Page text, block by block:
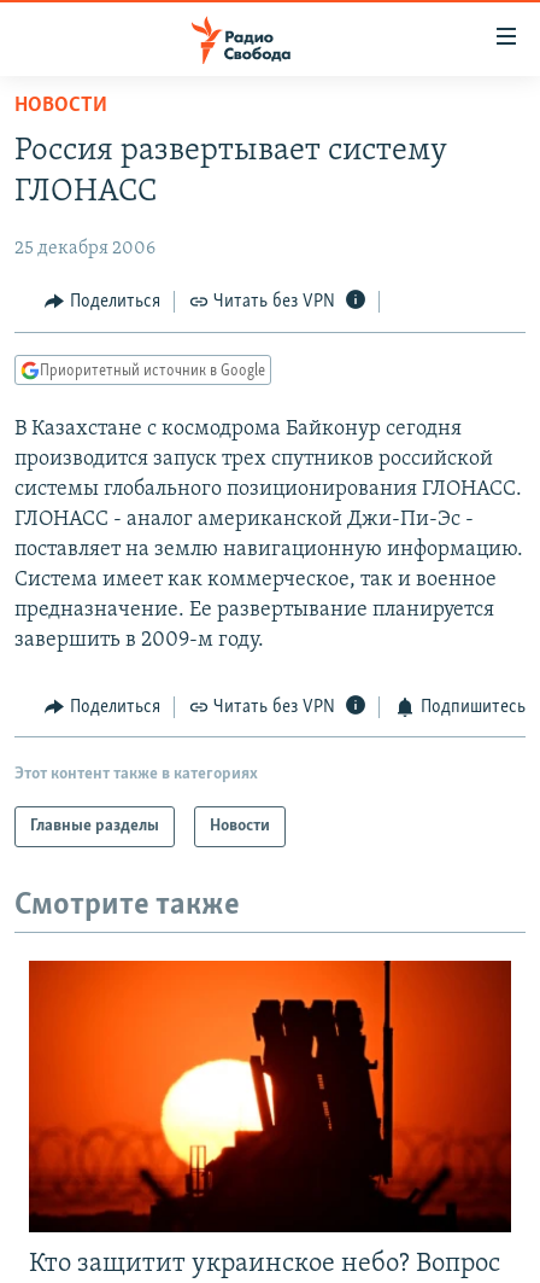
упрощенного
доступа
Вернуться
основному
Вернутся
главной
навигации
Вернутся
поиску
ПОДКАСТЫ
ЦИТАТЫ СВОБОДЫ
МНЕНИЯ
IDEL.РЕАЛИИ
КАВКАЗ.РЕАЛИИ
СЕВЕР.РЕАЛИИ
СИБИРЬ.РЕАЛИИ
РАСПИСАНИЕ ВЕЩАНИЯ
ПОДПИШИТЕСЬ НА РАССЫЛКУ
Все сайты РСЕ/РС
НОВОСТИ
Россия развертывает систему
ГЛОНАСС
25 декабря 2006
Поделиться Читать без VPN
Приоритетный источник в Google
В Казахстане с космодрома Байконур сегодня
производится запуск трех спутников российской
системы глобального позиционирования ГЛОНАСС.
ГЛОНАСС - аналог американской Джи-Пи-Эс -
поставляет на землю навигационную информацию.
Система имеет как коммерческое, так и военное
предназначение. Ее развертывание планируется
завершить в 2009-м году.
Поделиться Читать без VPN Подпишитесь
Этот контент также в категориях
Главные разделы Новости
Смотрите также
Кто защитит украинское небо? Вопрос